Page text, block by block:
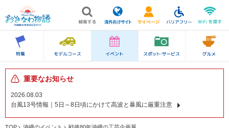
重要なお知らせ
2026.08.03
台風13号情報｜5日～8日頃にかけて高波と暴風に厳重注意